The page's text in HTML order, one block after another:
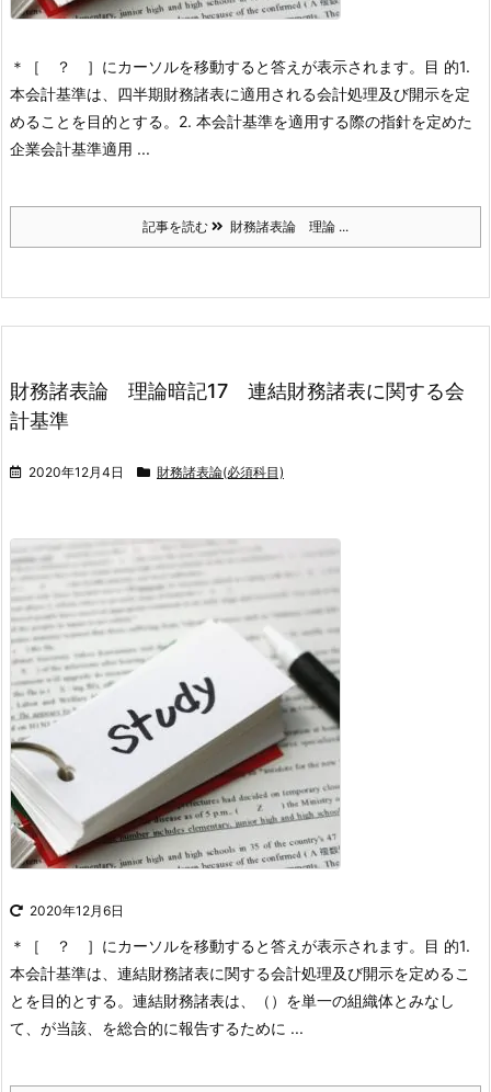
＊［ ？ ］にカーソルを移動すると答えが表示されます。 目 的1.
本会計基準は、四半期財務諸表に適用される会計処理及び開示を定
めることを目的とする。 2. 本会計基準を適用する際の指針を定めた
企業会計基準適用 ...
記事を読む 財務諸表論 理論 ...
財務諸表論 理論暗記17 連結財務諸表に関する会
計基準
2020年12月4日 財務諸表論(必須科目)
2020年12月6日
＊［ ？ ］にカーソルを移動すると答えが表示されます。 目 的1.
本会計基準は、連結財務諸表に関する会計処理及び開示を定めるこ
とを目的とする。連結財務諸表は、（）を単一の組織体とみなし
て、が当該、を総合的に報告するために ...